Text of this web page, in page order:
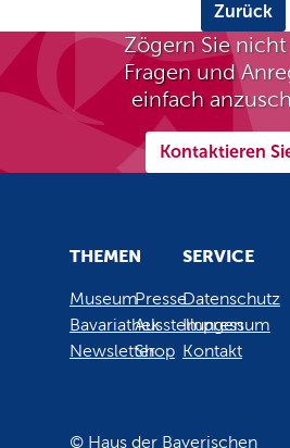
Zurück
Zögern Sie
Fragen und
einfach
Kontaktieren
THEMEN
Museum
Bavariathek
Newsletter
Presse
Ausstellungen
Shop
SERVICE
Datenschutz
Impressum
Kontakt
© Haus der Bayerischen